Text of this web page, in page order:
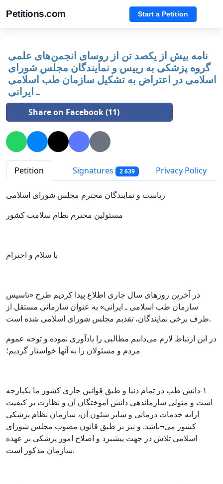
Petitions.com Start a Petition
نامه بیش از یکصد تن از روسای انجمن‌های علمی
گروه پزشکی به رییس و نمایندگان مجلس شورای
اسلامی در اعتراض به تشکیل سازمان طب اسلامی
ـ ایرانی
Share on Facebook (11)
Petition Signatures 2 639 Privacy Policy
در آخرین روزهای سال جاری اطلاع پیدا کردیم طرح «تاسیس
سازمان طب اسلامی ـ ایرانی» به عنوان سازمانی مستقل از
طرف برخی نمایندگان، تقدیم مجلس شورای اسلامی شده است.
در این ارتباط لازم می‌دانیم مطالبی را یادآوری نموده و توجه عموم
١-دانش طب در تمام دنیا و طبق قوانین جاری کشور ما یکپارچه
است و متولی سازماندهی دانش آموختگان آن و نظارت بر کیفیت
ارایه خدمات درمانی و سایر شئون آن، سازمان نظام پزشکی
کشور می¬باشد. و نیز بر طبق قانون مصوب مجلس شورای
اسلامی تلاش‌ در جهت‌ پیشبرد و اصلاح‌ امور پزشکی بر عهده
سازمان مذکور است.